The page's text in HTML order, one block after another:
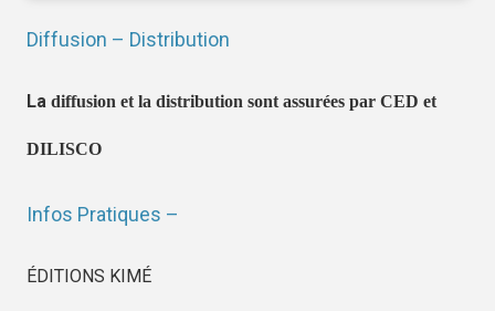
Diffusion – Distribution
La diffusion et la distribution sont assurées par CED et
DILISCO
Infos Pratiques –
ÉDITIONS KIMÉ